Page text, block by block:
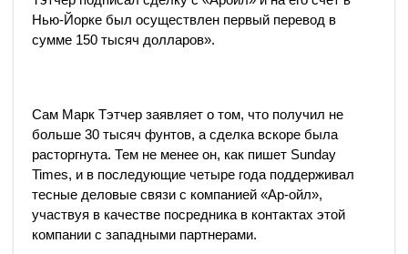
Нью-Йорке был осуществлен первый перевод в
сумме 150 тысяч долларов».
Сам Марк Тэтчер заявляет о том, что получил не
больше 30 тысяч фунтов, а сделка вскоре была
расторгнута. Тем не менее он, как пишет Sunday
Times, и в последующие четыре года поддерживал
тесные деловые связи с компанией «Ар-ойл»,
участвуя в качестве посредника в контактах этой
компании с западными партнерами.